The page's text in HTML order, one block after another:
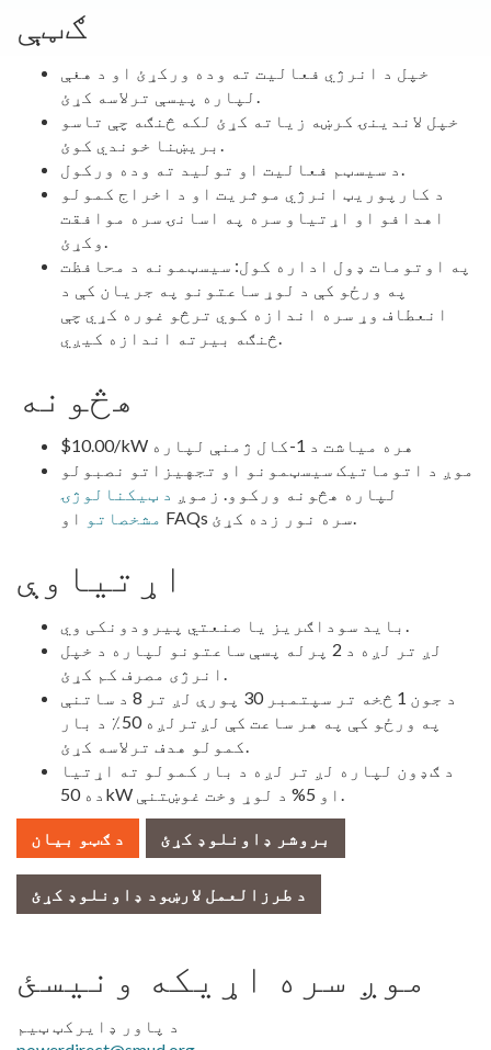
ګټې
خپل د انرژي فعالیت ته وده ورکړئ او د هغې
لپاره پیسې ترلاسه کړئ.
خپل لاندینۍ کرښه زیاته کړئ لکه څنګه چې تاسو
بریښنا خوندي کوئ.
د سیسټم فعالیت او تولید ته وده ورکول.
د کارپوریټ انرژي موثریت او د اخراج کمولو
اهدافو او اړتیاو سره په اسانۍ سره موافقت
وکړئ.
په اوتومات ډول اداره کول: سیسټمونه د محافظت
په ورځو کې د لوړ ساعتونو په جریان کې د
انعطاف وړ سره اندازه کوي ترڅو غوره کړي چې
څنګه بیرته اندازه کیږي.
هڅونه
$10.00/kW هره میاشت د 1-کال ژمنې لپاره
موږ د اتوماتیک سیسټمونو او تجهیزاتو نصبولو
لپاره هڅونه ورکوو. زموږ د ټیکنالوژۍ
مشخصاتو
او FAQs سره نور زده کړئ.
اړتیاوې
باید سوداګریز یا صنعتي پیرودونکی وي.
لږ تر لږه د 2 پرله پسې ساعتونو لپاره د خپل
انرژی مصرف کم کړئ.
د جون 1 څخه تر سپتمبر 30 پورې لږ تر 8 د ساتنې
په ورځو کې په هر ساعت کې لږترلږه 50٪ د بار
کمولو هدف ترلاسه کړئ.
د ګډون لپاره لږ تر لږه د بار کمولو ته اړتیا
ده 50kW او 5% د لوړ وخت غوښتنې.
د ګټو بیان بروشر ډاونلوډ کړئ
د طرزالعمل لارښود ډاونلوډ کړئ
موږ سره اړیکه ونیسئ
د پاور ډایرکټ ټیم